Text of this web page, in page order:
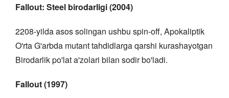
Fallout: Steel birodarligi (2004)
2208-yilda asos solingan ushbu spin-off, Apokaliptik
O'rta G'arbda mutant tahdidlarga qarshi kurashayotgan
Birodarlik po'lat a'zolari bilan sodir bo'ladi.
Fallout (1997)